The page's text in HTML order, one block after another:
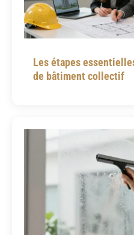
Les étapes
de bâtiment collectif